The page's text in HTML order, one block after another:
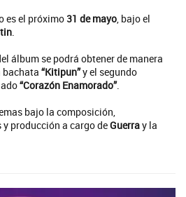
es el próximo 31 de mayo, bajo el
.
álbum se podrá obtener de manera
“Kitipun”y el segundo
“Corazón Enamorado”.
bajo la composición,
producción a cargo deGuerray la